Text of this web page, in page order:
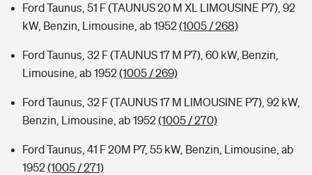
Ford Taunus, 51 F (TAUNUS 20 M XL LIMOUSINE P7), 92
kW, Benzin, Limousine, ab 1952(1005 / 268)
Ford Taunus, 32 F (TAUNUS 17 M P7), 60 kW, Benzin,
Limousine, ab 1952(1005 / 269)
Ford Taunus, 32 F (TAUNUS 17 M LIMOUSINE P7), 92 kW,
Benzin, Limousine, ab 1952(1005 / 270)
Ford Taunus, 41 F 20M P7, 55 kW, Benzin, Limousine, ab
1952(1005 / 271)